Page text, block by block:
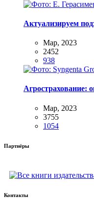
Актуализируем
Мар, 2023
2452
938
Агрострахование:
Мар, 2023
3755
1054
Партнёры
Контакты